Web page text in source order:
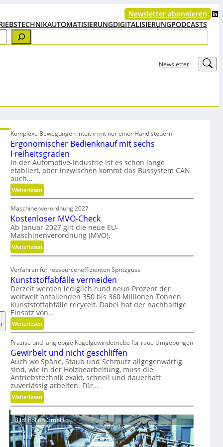
Newsletter abonnieren LinkedIn
AUTOMATISIERUNGDIGITALISIERUNGPODCASTS
Newsletter LinkedIn
Komplexe Bewegungen intuitiv mit nur einer Hand steuern
Ergonomischer Bedienknauf mit sechs
Freiheitsgraden
In der Automotive-Industrie ist es schon lange
etabliert, aber inzwischen kommt das Bussystem CAN
auch…
Weiterlesen:
E
r
g
o
n
o
m
s
c
h
e
r
e
d
i
e
n
k
n
a
u
f
m
i
t
Maschinenverordnung 2027
Kostenloser MVO-Check
Ab Januar 2027 gilt die neue EU-
Maschinenverordnung (MVO).
Weiterlesen:
K
t
e
n
l
s
e
r
M
V
O
-
C
h
e
c
k
Verfahren für ressourceneffizienten Spritzguss
Kunststoffabfälle vermeiden
Derzeit werden lediglich rund neun Prozent der
weltweit anfallenden 350 bis 360 Millionen Tonnen
Kunststoffabfälle recycelt. Dabei hat der nachhaltige
Einsatz von…
Weiterlesen:
K
u
n
s
t
s
t
o
f
f
a
b
Präzise und langlebige Kugelgewindetriebe für raue Umgebungen
Gewirbelt und nicht geschliffen
Auch wo Späne, Staub und Schmutz allgegenwärtig
sind, wie in der Holzbearbeitung, muss die
Antriebstechnik exakt, schnell und dauerhaft
zuverlässig arbeiten. Für…
Weiterlesen:
G
e
w
i
r
Bild: Rollon GmbH